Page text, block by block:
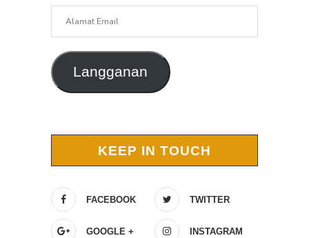
Langganan
KEEP IN TOUCH
FACEBOOK TWITTER
GOOGLE + INSTAGRAM